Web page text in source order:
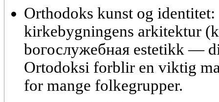
Orthodoks kunst og identitet:
kirkebygningens arkitektur
bогослужебная estetikk —
Ortodoksi forblir en viktig
for mange folkegrupper.